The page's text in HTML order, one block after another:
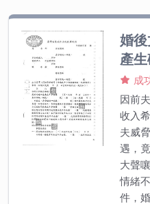
婚後
產
成
因前
收入
夫威
遇，
大聲
情緒
件，